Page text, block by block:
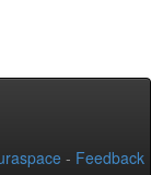
- Feedback